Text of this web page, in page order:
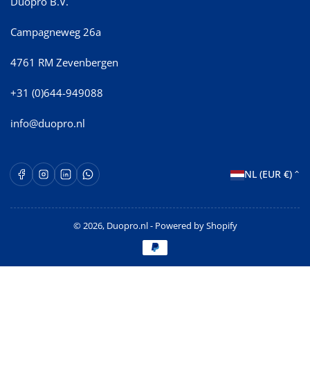
Campagneweg 26a
4761 RM Zevenbergen
+31 (0)644-949088
info@duopro.nl
FacebookInstagram
LinkedInWhatsApp Opent in een nieuw venster.
L
n
d
NL (EUR €)
© 2026, Duopro.nl- Powered by Shopify
Betaalmethoden